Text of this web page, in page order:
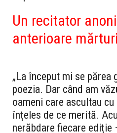
Un recitator
anterioare
„La început mi se părea
poezia. Dar când am
oameni care ascultau
înțeles de ce merită.
nerăbdare fiecare ediție